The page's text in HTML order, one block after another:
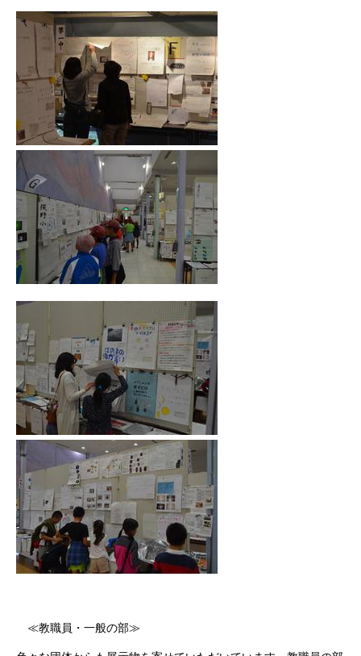
≪教職員・一般の部≫